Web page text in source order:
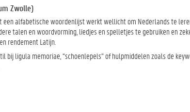
Zwolle)
alfabetische woordenlijst werkt wellicht om Nederlands te
talen en woordvorming, liedjes en spelletjes te gebruiken en
rendement Latijn.
bij ligula memoriae, “schoenlepels” of hulpmiddelen zoals de